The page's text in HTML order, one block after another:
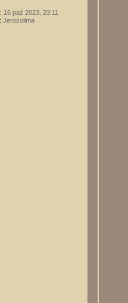
16 paź 2023, 23:11
Jerozolima